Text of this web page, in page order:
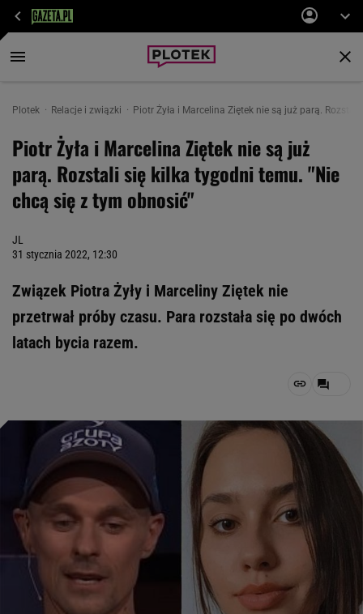
Plotek Relacje i związki Piotr Żyła i Marcelina Ziętek nie są już parą.
Piotr Żyła i Marcelina Ziętek nie są już
parą. Rozstali się kilka tygodni temu. "Nie
chcą się z tym obnosić"
JL
31 stycznia 2022, 12:30
Związek Piotra Żyły i Marceliny Ziętek nie
przetrwał próby czasu. Para rozstała się po dwóch
latach bycia razem.